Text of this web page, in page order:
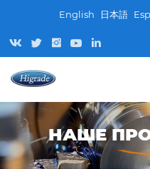
English 日本語
НАШЕ